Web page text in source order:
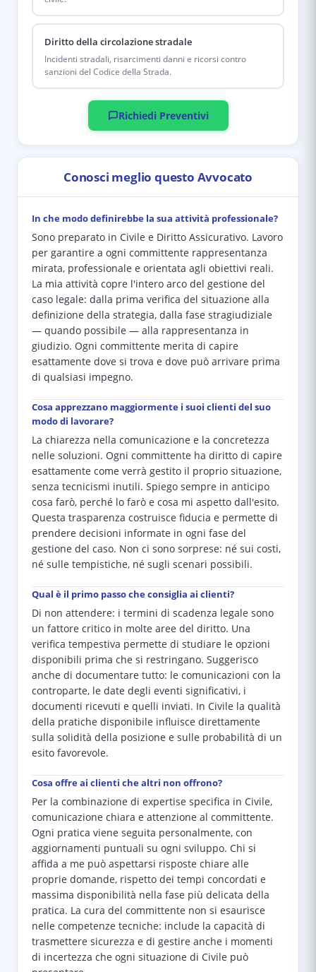
Diritto della circolazione stradale
Incidenti stradali, risarcimenti danni e ricorsi contro
sanzioni del Codice della Strada.
Richiedi Preventivi
Conosci meglio questo Avvocato
In che modo definirebbe la sua attività professionale?
Sono preparato in Civile e Diritto Assicurativo. Lavoro
per garantire a ogni committente rappresentanza
mirata, professionale e orientata agli obiettivi reali.
La mia attività copre l'intero arco del gestione del
caso legale: dalla prima verifica del situazione alla
definizione della strategia, dalla fase stragiudiziale
— quando possibile — alla rappresentanza in
giudizio. Ogni committente merita di capire
esattamente dove si trova e dove può arrivare prima
di qualsiasi impegno.
Cosa apprezzano maggiormente i suoi clienti del suo
modo di lavorare?
La chiarezza nella comunicazione e la concretezza
nelle soluzioni. Ogni committente ha diritto di capire
esattamente come verrà gestito il proprio situazione,
senza tecnicismi inutili. Spiego sempre in anticipo
cosa farò, perché lo farò e cosa mi aspetto dall'esito.
Questa trasparenza costruisce fiducia e permette di
prendere decisioni informate in ogni fase del
gestione del caso. Non ci sono sorprese: né sui costi,
né sulle tempistiche, né sugli scenari possibili.
Qual è il primo passo che consiglia ai clienti?
Di non attendere: i termini di scadenza legale sono
un fattore critico in molte aree del diritto. Una
verifica tempestiva permette di studiare le opzioni
disponibili prima che si restringano. Suggerisco
anche di documentare tutto: le comunicazioni con la
controparte, le date degli eventi significativi, i
documenti ricevuti e quelli inviati. In Civile la qualità
della pratiche disponibile influisce direttamente
sulla solidità della posizione e sulle probabilità di un
esito favorevole.
Cosa offre ai clienti che altri non offrono?
Per la combinazione di expertise specifica in Civile,
comunicazione chiara e attenzione al committente.
Ogni pratica viene seguita personalmente, con
aggiornamenti puntuali su ogni sviluppo. Chi si
affida a me può aspettarsi risposte chiare alle
proprie domande, rispetto dei tempi concordati e
massima disponibilità nella fase più delicata della
pratica. La cura del committente non si esaurisce
nelle competenze tecniche: include la capacità di
trasmettere sicurezza e di gestire anche i momenti
di incertezza che ogni situazione di Civile può